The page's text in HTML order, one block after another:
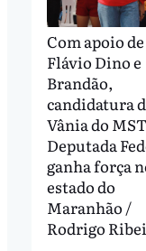
Com apoio de
Flávio Dino e
Brandão,
candidatura
Vânia do
Deputada
ganha força
estado do
Maranhão /
Rodrigo